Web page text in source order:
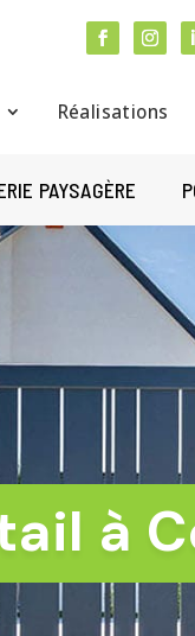
Réalisations
PAYSAGÈRE
à